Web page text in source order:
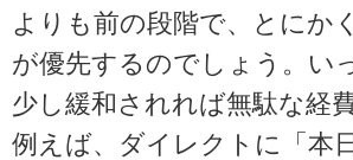
よりも前の段階で、とにか
が優先するのでしょう。い
少し緩和されれば無駄な経
例えば、ダイレクトに「本